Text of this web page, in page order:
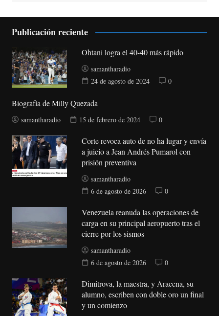
Publicación reciente
Ohtani logra el 40-40 más rápido
samantharadio
24 de agosto de 2024
0
Biografía de Milly Quezada
samantharadio 15 de febrero de 2024 0
Corte revoca auto de no ha lugar y envía
a juicio a Jean Andrés Pumarol con
prisión preventiva
samantharadio
6 de agosto de 2026
0
Venezuela reanuda las operaciones de
carga en su principal aeropuerto tras el
cierre por los sismos
samantharadio
6 de agosto de 2026
0
Dimitrova, la maestra, y Aracena, su
alumno, escriben con doble oro un final
y un comienzo